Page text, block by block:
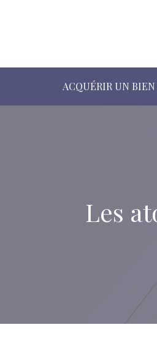
ACQUÉRIR UN BIEN
Les